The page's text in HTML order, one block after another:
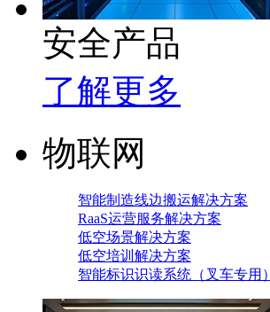
安全产品
了解更多
物联网
智能制造线边搬运解决方案
RaaS运营服务解决方案
低空场景解决方案
低空培训解决方案
智能标识识读系统（叉车专用）